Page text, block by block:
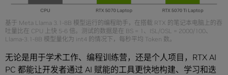
基于 Meta Llama 3.1-8B 模型运行的编程助手，在搭载 RTX 的笔记本电脑上的吞
吐量比在 CPU 上快 5-6 倍。测试的数据是在 BS = 1、ISL/OSL = 2000/100、
Llama-3.1-8B 模型量化为 int4 的情况下，每秒平均 Token 数。
无论是用于学术工作、编程训练营，还是个人项目，RTX AI
PC 都能让开发者通过 AI 赋能的工具更快地构建、学习和迭